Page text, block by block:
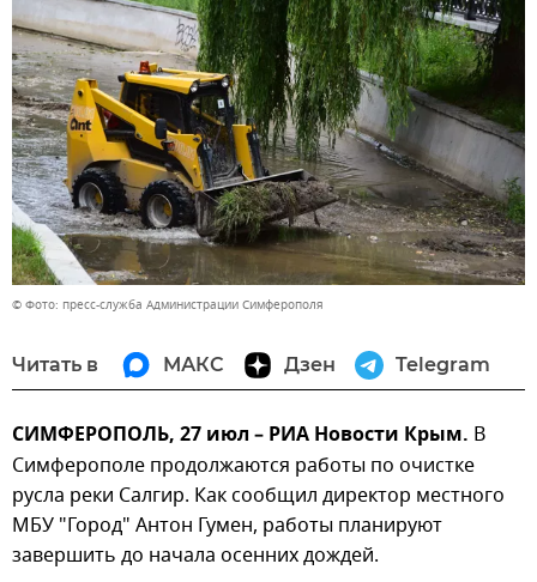
© Фото: пресс-служба Администрации Симферополя
Читать в МАКС Дзен Telegram
СИМФЕРОПОЛЬ, 27 июл – РИА Новости Крым. В
Симферополе продолжаются работы по очистке
русла реки Салгир. Как сообщил директор местного
МБУ "Город" Антон Гумен, работы планируют
завершить до начала осенних дождей.